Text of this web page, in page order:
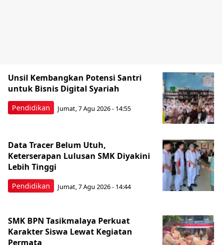
Pendidikan
Unsil Kembangkan Potensi Santri
untuk Bisnis Digital Syariah
Jumat, 7 Agu 2026 - 14:55
Pendidikan
Data Tracer Belum Utuh,
Keterserapan Lulusan SMK Diyakini
Lebih Tinggi
Jumat, 7 Agu 2026 - 14:44
SMK BPN Tasikmalaya Perkuat
Karakter Siswa Lewat Kegiatan
Permata